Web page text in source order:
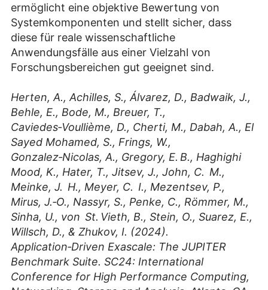
ermöglicht eine objektive Bewertung von
Systemkomponenten und stellt sicher, dass
diese für reale wissenschaftliche
Anwendungsfälle aus einer Vielzahl von
Forschungsbereichen gut geeignet sind.
Herten, A., Achilles, S., Álvarez, D., Badwaik, J.,
Behle, E., Bode, M., Breuer, T.,
Caviedes‑Voullième, D., Cherti, M., Dabah, A., El
Sayed Mohamed, S., Frings, W.,
Gonzalez‑Nicolas, A., Gregory, E. B., Haghighi
Mood, K., Hater, T., Jitsev, J., John, C. M.,
Meinke, J. H., Meyer, C. I., Mezentsev, P.,
Mirus, J.‑O., Nassyr, S., Penke, C., Römmer, M.,
Sinha, U., von St. Vieth, B., Stein, O., Suarez, E.,
Willsch, D., & Zhukov, I. (2024).
Application‑Driven Exascale: The JUPITER
Benchmark Suite. SC24: International
Conference for High Performance Computing,